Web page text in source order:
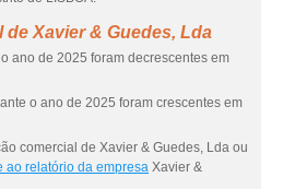
Xavier & Guedes, Lda
ano de 2025 foram decrescentes em
o ano de 2025 foram crescentes em
comercial de Xavier & Guedes, Lda ou
ao relatório da empresa Xavier &